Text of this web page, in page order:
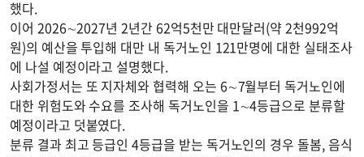
했다.
이어 2026∼2027년 2년간 62억5천만 대만달러(약 2천992억
원)의 예산을 투입해 대만 내 독거노인 121만명에 대한 실태조사
에 나설 예정이라고 설명했다.
사회가정서는 또 지자체와 협력해 오는 6∼7월부터 독거노인에
대한 위험도와 수요를 조사해 독거노인을 1∼4등급으로 분류할
예정이라고 덧붙였다.
분류 결과 최고 등급인 4등급을 받는 독거노인의 경우 돌봄, 음식